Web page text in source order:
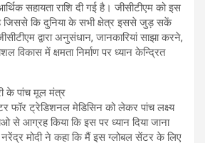
सहायता राशि दी गई है। जीसीटीएम को इस
जिससे कि दुनिया के सभी क्षेत्र इससे जुड़ सकें
द्वारा अनुसंधान, जानकारियां साझा करने,
विकास में क्षमता निर्माण पर ध्यान केन्द्रित
के पांच मूल मंत्र
फॉर ट्रेडिशनल मेडिसिन को लेकर पांच लक्ष्य
से आग्रह किया कि इस पर ध्यान दिया जाना
नरेंद्र मोदी ने कहा कि मैं इस ग्लोबल सेंटर के लिए